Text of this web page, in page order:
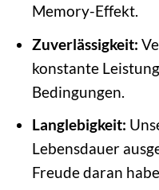
Memory-Effekt.
Zuverlässigkeit:
konstante
Bedingungen.
Langlebigkeit:
Lebensdauer
Freude daran